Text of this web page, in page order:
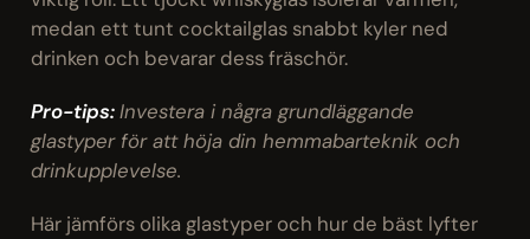
medan ett tunt cocktailglas snabbt kyler ned
drinken och bevarar dess fräschör.
Pro-tips:Investera i några grundläggande
glastyper för att höja din hemmabarteknik och
drinkupplevelse.
Här jämförs olika glastyper och hur de bäst lyfter